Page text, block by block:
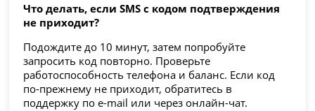
Что делать, если SMS с кодом подтверждения
не приходит?
Подождите до 10 минут, затем попробуйте
запросить код повторно. Проверьте
работоспособность телефона и баланс. Если код
по-прежнему не приходит, обратитесь в
поддержку по e-mail или через онлайн-чат.